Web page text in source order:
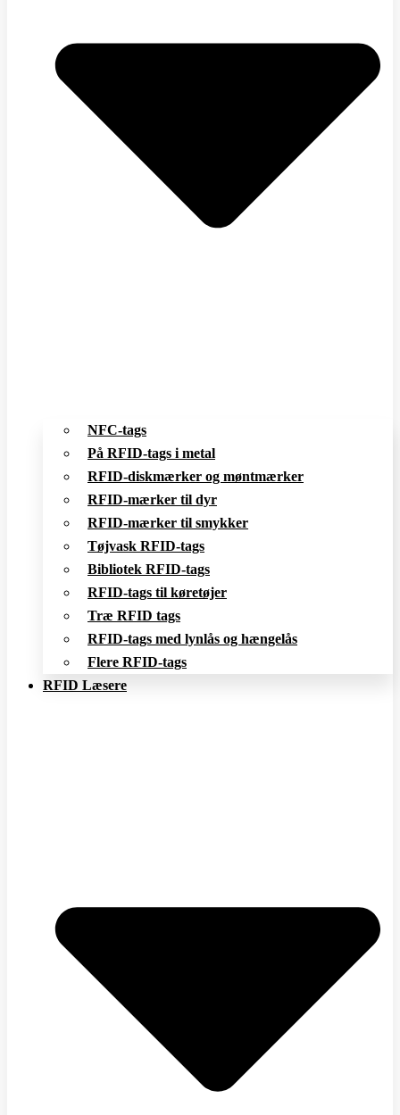
NFC-tags
På RFID-tags i metal
RFID-diskmærker og møntmærker
RFID-mærker til dyr
RFID-mærker til smykker
Tøjvask RFID-tags
Bibliotek RFID-tags
RFID-tags til køretøjer
Træ RFID tags
RFID-tags med lynlås og hængelås
Flere RFID-tags
RFID Læsere